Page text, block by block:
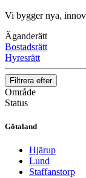
Vi bygger nya,
Äganderätt
Bostadsrätt
Hyresrätt
Filtrera efter
Område
Status
Götaland
Hjärup
Lund
Staffanstorp